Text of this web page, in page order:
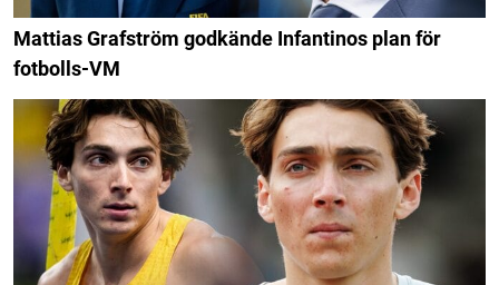
Mattias Grafström godkände Infantinos plan för
fotbolls-VM